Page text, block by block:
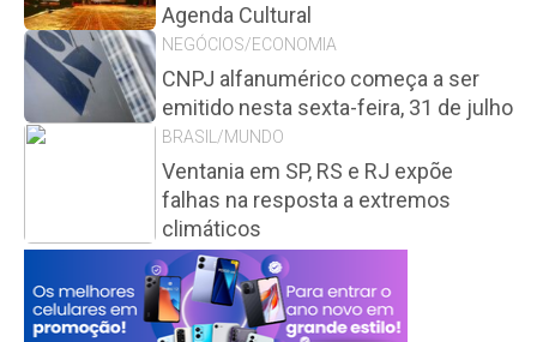
Agenda Cultural
NEGÓCIOS/ECONOMIA
CNPJ alfanumérico começa a ser
emitido nesta sexta-feira, 31 de julho
BRASIL/MUNDO
Ventania em SP, RS e RJ expõe
falhas na resposta a extremos
climáticos